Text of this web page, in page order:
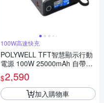
100W高速快充
POLYWELL TFT智慧顯示行動
電源 100W 25000mAh 自帶Ty
pe-C線 A+C孔 寶利威爾 台灣
現貨
$2,590
加入購物車